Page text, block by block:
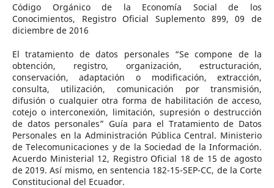
Código Orgánico de la Economía Social de los
Conocimientos, Registro Oficial Suplemento 899, 09 de
diciembre de 2016
El tratamiento de datos personales “Se compone de la
obtención, registro, organización, estructuración,
conservación, adaptación o modificación, extracción,
consulta, utilización, comunicación por transmisión,
difusión o cualquier otra forma de habilitación de acceso,
cotejo o interconexión, limitación, supresión o destrucción
de datos personales” Guía para el Tratamiento de Datos
Personales en la Administración Pública Central. Ministerio
de Telecomunicaciones y de la Sociedad de la Información.
Acuerdo Ministerial 12, Registro Oficial 18 de 15 de agosto
de 2019. Así mismo, en sentencia 182-15-SEP-CC, de la Corte
Constitucional del Ecuador.